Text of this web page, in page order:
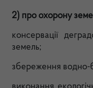
2) про охорону
консервації
земель;
збереження водно-